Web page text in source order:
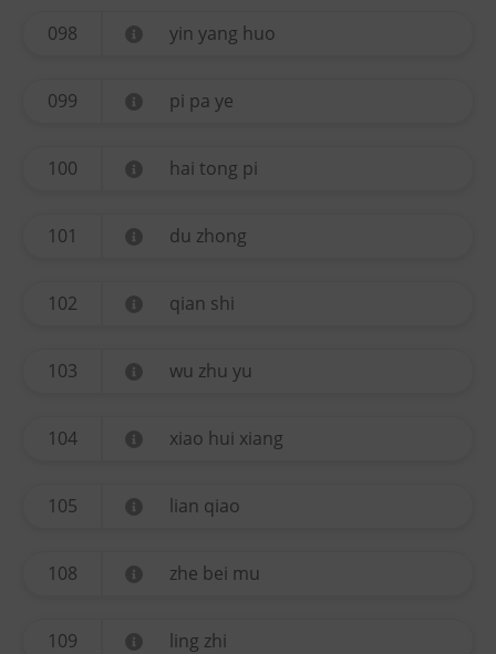
098 yin yang huo
099 pi pa ye
100 hai tong pi
101 du zhong
102 qian shi
103 wu zhu yu
104 xiao hui xiang
105 lian qiao
108 zhe bei mu
109 ling zhi